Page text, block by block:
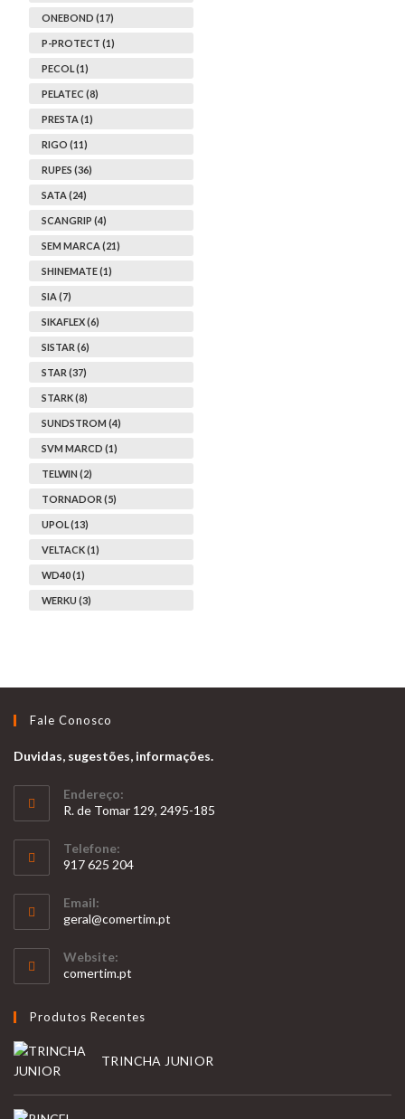
ONEBOND (17)
P-PROTECT (1)
PECOL (1)
PELATEC (8)
PRESTA (1)
RIGO (11)
RUPES (36)
SATA (24)
SCANGRIP (4)
SEM MARCA (21)
SHINEMATE (1)
SIA (7)
SIKAFLEX (6)
SISTAR (6)
STAR (37)
STARK (8)
SUNDSTROM (4)
SVM MARCD (1)
TELWIN (2)
TORNADOR (5)
UPOL (13)
VELTACK (1)
WD40 (1)
WERKU (3)
Fale Conosco
Duvidas, sugestões, informações.
Endereço:
R. de Tomar 129, 2495-185
Telefone:
917 625 204
in
your
application
Email:
geral@comertim.pt
Website:
comertim.pt
Produtos Recentes
TRINCHA JUNIOR